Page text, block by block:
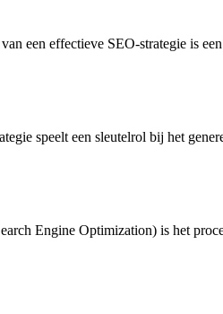
een effectieve SEO-strategie is
speelt een sleutelrol bij het
Engine Optimization) is het